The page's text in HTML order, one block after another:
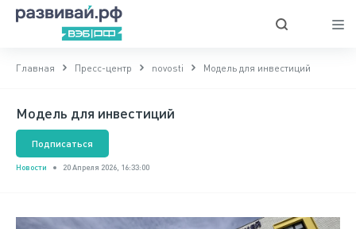
Главная Пресс-центр novosti Модель для инвестиций
Модель для инвестиций
Подписаться
Новости 20 Апреля 2026, 16:33:00